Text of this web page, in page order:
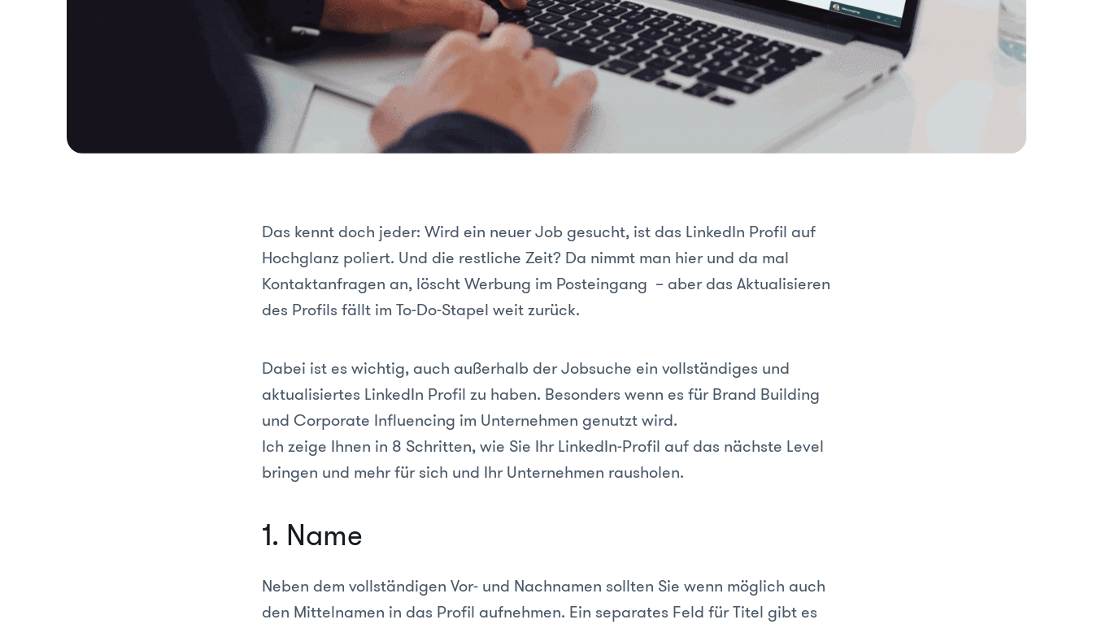
Das kennt doch jeder: Wird ein neuer Job gesucht, ist das LinkedIn Profil auf
Hochglanz poliert. Und die restliche Zeit? Da nimmt man hier und da mal
Kontaktanfragen an, löscht Werbung im Posteingang – aber das Aktualisieren
des Profils fällt im To-Do-Stapel weit zurück.
Dabei ist es wichtig, auch außerhalb der Jobsuche ein vollständiges und
aktualisiertes LinkedIn Profil zu haben. Besonders wenn es für Brand Building
und Corporate Influencing im Unternehmen genutzt wird.
Ich zeige Ihnen in 8 Schritten, wie Sie Ihr LinkedIn-Profil auf das nächste Level
bringen und mehr für sich und Ihr Unternehmen rausholen.
1. Name
Neben dem vollständigen Vor- und Nachnamen sollten Sie wenn möglich auch
den Mittelnamen in das Profil aufnehmen. Ein separates Feld für Titel gibt es